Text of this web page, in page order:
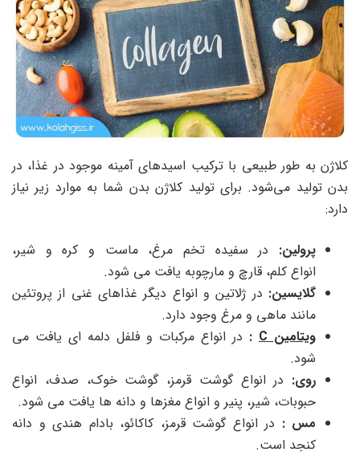
کلاژن به طور طبیعی با ترکیب اسیدهای آمینه موجود در غذا، در
بدن تولید می‌شود. برای تولید کلاژن بدن شما به موارد زیر نیاز
دارد:
پرولین: در سفیده تخم مرغ، ماست و کره و شیر،
انواع کلم، قارچ و مارچوبه یافت می شود.
گلایسین: در ژلاتین و انواع دیگر غذاهای غنی از پروتئین
مانند ماهی و مرغ وجود دارد.
ویتامین C
: در انواع مرکبات و فلفل دلمه ای یافت می
شود.
روی: در انواع گوشت قرمز، گوشت خوک، صدف، انواع
حبوبات، شیر، پنیر و انواع مغزها و دانه ها یافت می شود.
مس : در انواع گوشت قرمز، کاکائو، بادام هندی و دانه
کنجد است.